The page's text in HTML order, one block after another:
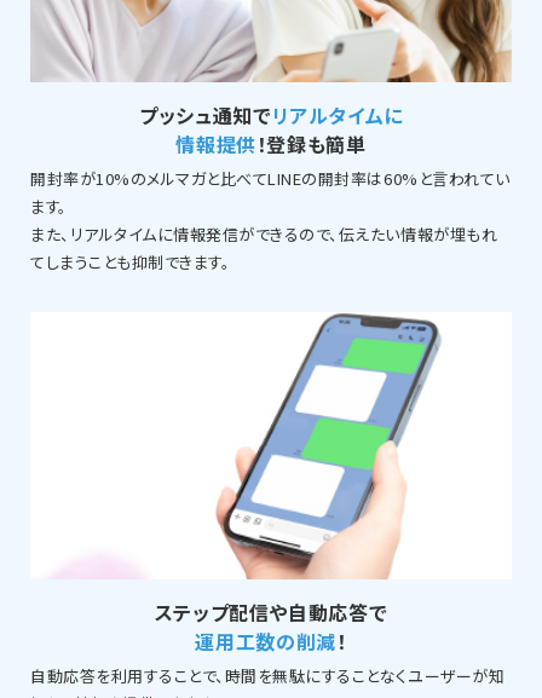
プッシュ通知でリアルタイムに
情報提供！登録も簡単
開封率が10%のメルマガと比べてLINEの開封率は60%と言われてい
ます。
また、リアルタイムに情報発信ができるので、伝えたい情報が埋もれ
てしまうことも抑制できます。
ステップ配信や自動応答で
運用工数の削減！
自動応答を利用することで、時間を無駄にすることなくユーザーが知